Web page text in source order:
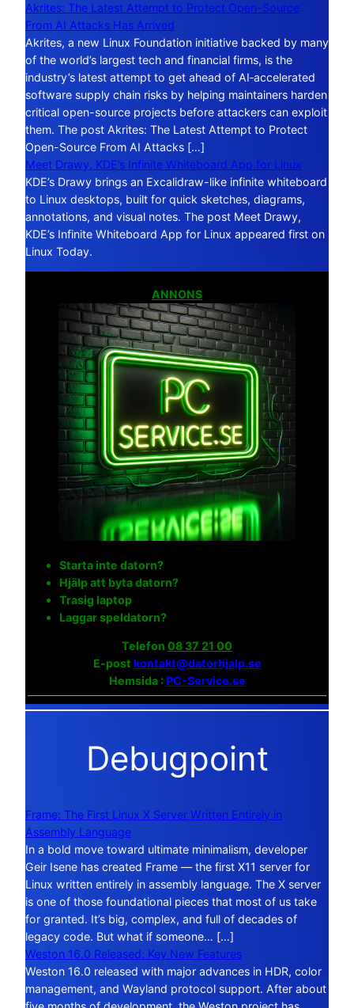
Akrites: The Latest Attempt to Protect Open-Source
From AI Attacks Has Arrived
Akrites, a new Linux Foundation initiative backed by many
of the world’s largest tech and financial firms, is the
industry’s latest attempt to get ahead of AI‑accelerated
software supply chain risks by helping maintainers harden
critical open-source projects before attackers can exploit
them. The post Akrites: The Latest Attempt to Protect
Open-Source From AI Attacks […]
Meet Drawy, KDE’s Infinite Whiteboard App for Linux
KDE’s Drawy brings an Excalidraw-like infinite whiteboard
to Linux desktops, built for quick sketches, diagrams,
annotations, and visual notes. The post Meet Drawy,
KDE’s Infinite Whiteboard App for Linux appeared first on
Linux Today.
ANNONS
Starta inte datorn?
Hjälp att byta datorn?
Trasig laptop
Laggar speldatorn?
Telefon 08 37 21 00
E-post kontakt@datorhjalp.se
Hemsida :PC-Service.se
Debugpoint
Frame: The First Linux X Server Written Entirely in
Assembly Language
In a bold move toward ultimate minimalism, developer
Geir Isene has created Frame — the first X11 server for
Linux written entirely in assembly language. The X server
is one of those foundational pieces that most of us take
for granted. It’s big, complex, and full of decades of
legacy code. But what if someone… […]
Weston 16.0 Released: Key New Features
Weston 16.0 released with major advances in HDR, color
management, and Wayland protocol support. After about